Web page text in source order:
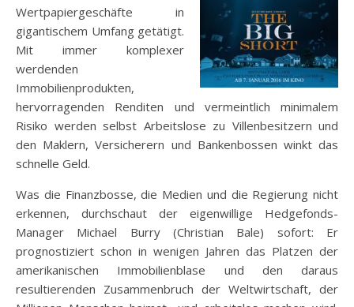
Wertpapiergeschäfte in
gigantischem Umfang getätigt.
Mit immer komplexer
werdenden
Immobilienprodukten,
hervorragenden Renditen und vermeintlich minimalem
Risiko werden selbst Arbeitslose zu Villenbesitzern und
den Maklern, Versicherern und Bankenbossen winkt das
schnelle Geld.
Was die Finanzbosse, die Medien und die Regierung nicht
erkennen, durchschaut der eigenwillige Hedgefonds-
Manager Michael Burry (Christian Bale) sofort: Er
prognostiziert schon in wenigen Jahren das Platzen der
amerikanischen Immobilienblase und den daraus
resultierenden Zusammenbruch der Weltwirtschaft, der